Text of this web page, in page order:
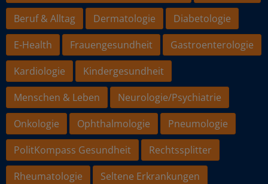
Beruf & Alltag
Dermatologie
Diabetologie
E-Health
Frauengesundheit
Gastroenterologie
Kardiologie
Kindergesundheit
Menschen & Leben
Neurologie/Psychiatrie
Onkologie
Ophthalmologie
Pneumologie
PolitKompass Gesundheit
Rechtssplitter
Rheumatologie
Seltene Erkrankungen